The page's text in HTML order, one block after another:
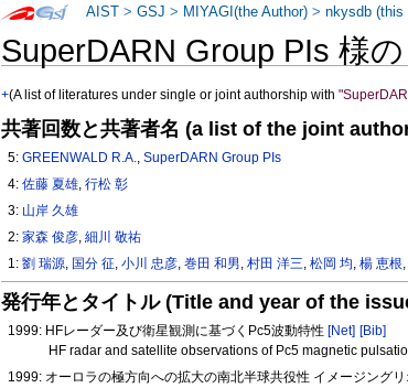
SuperDARN Group PIs 様
+(A list of literatures under single or joint authorship with
共著回数と共著者名 (a list of the joint
5:GREENWALD R.A.,SuperDARN Group PIs
4:佐藤 夏雄,行松 彰
3: 山岸 久雄
2:家森 俊彦,細川 敬祐
1:劉 瑞源, 国分 征,小川 忠彦,巻田 和男,村田 洋三,松岡 均,楊 恵根
発行年とタイトル (Title and year of the
1999: HFレーダー及び衛星観測に基づくPc5波動特性 [Net] [Bib]
HF radar and satellite observations of Pc5 magnetic
1999: オーロラの極方向への拡大の南北半球共役性 イメージング
AIST >GSJ > MIYAGI(the Author) >nkysdb (this